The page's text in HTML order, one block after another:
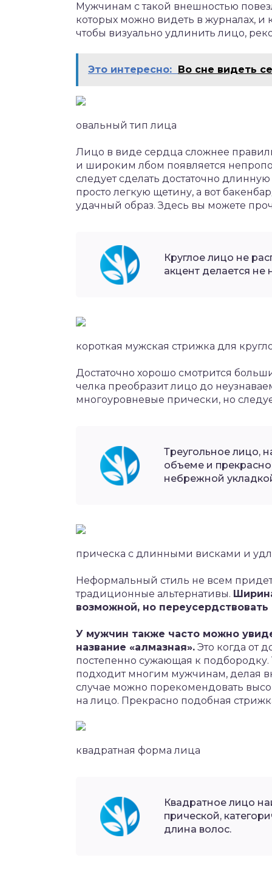
Мужчинам с такой внешностью
которых можно видеть в журналах, и
чтобы визуально удлинить лицо,
Это интересно: Во сне видеть
овальный тип лица
Лицо в виде сердца сложнее
и широким лбом появляется
следует сделать достаточно
просто легкую щетину, а вот
удачный образ. Здесь вы можете
Круглое лицо не
акцент делается не
короткая мужская стрижка для
Достаточно хорошо смотрится
челка преобразит лицо до
многоуровневые прически, но
Треугольное лицо,
объеме и
небрежной
прическа с длинными висками и
Неформальный стиль не всем
традиционные альтернативы.
возможной, но
У мужчин также часто можно
название «алмазная». Это когда от
постепенно сужающая к
подходит многим мужчинам, делая
случае можно порекомендовать
на лицо. Прекрасно подобная
квадратная форма лица
Квадратное лицо
прической,
длина волос.